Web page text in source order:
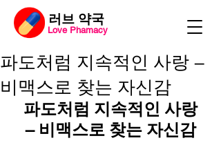
​러브 약국
Love Phamacy
파도처럼 지속적인 사랑 –
비맥스로 찾는 자신감
파도처럼 지속적인 사랑
– 비맥스로 찾는 자신감